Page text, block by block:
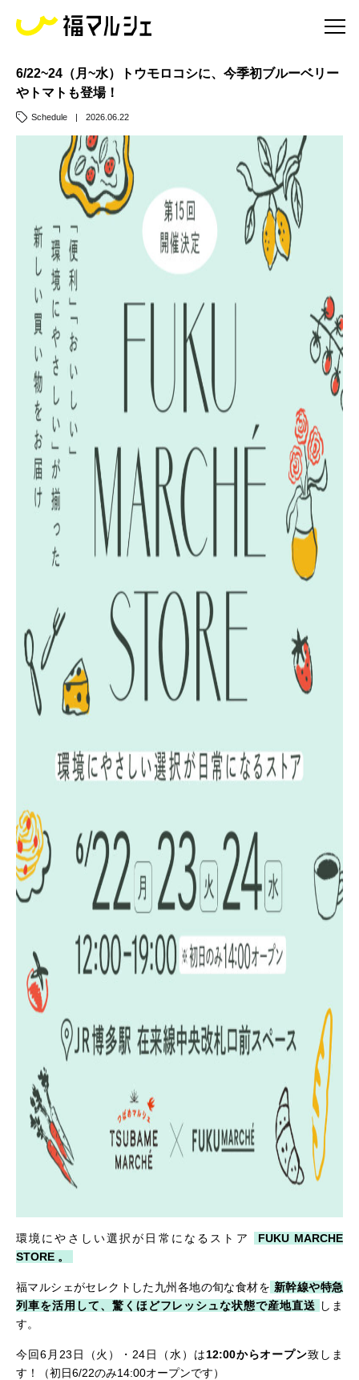
6/22~24（月~水）トウモロコシに、今季初ブルーベリー
やトマトも登場！
Schedule | 2026.06.22
環境にやさしい選択が日常になるストア
FUKU MARCHE
STORE 。
福マルシェがセレクトした九州各地の旬な食材を 新幹線や特急
列車を活用して、驚くほどフレッシュな状態で産地直送 しま
す。
今回6月23日（火）・24日（水）は12:00からオープン致しま
す！（初日6/22のみ14:00オープンです）